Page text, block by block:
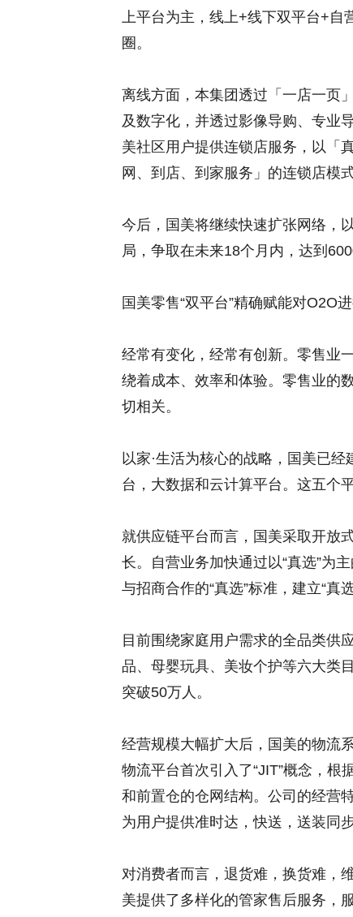
上平台为主，线上+线下双平台+自
圈。
离线方面，本集团透过「一店一页
及数字化，并透过影像导购、专业
美社区用户提供连锁店服务，以「
网、到店、到家服务」的连锁店模
今后，国美将继续快速扩张网络，
局，争取在未来18个月内，达到
国美零售“双平台”精确赋能对O2O
经常有变化，经常有创新。零售业
绕着成本、效率和体验。零售业的
切相关。
以家·生活为核心的战略，国美已
台，大数据和云计算平台。这五个
就供应链平台而言，国美采取开放
长。自营业务加快通过以“真选”为
与招商合作的“真选”标准，建立“真
目前围绕家庭用户需求的全品类供
品、母婴玩具、美妆个护等六大类
突破50万人。
经营规模大幅扩大后，国美的物流
物流平台首次引入了“JIT”概念，
和前置仓的仓网结构。公司的经营
为用户提供准时达，快送，送装同
对消费者而言，退货难，换货难，
美提供了多样化的管家售后服务，